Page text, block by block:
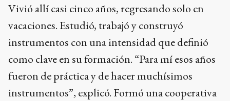
Vivió allí casi cinco años, regresando solo en
vacaciones. Estudió, trabajó y construyó
instrumentos con una intensidad que definió
como clave en su formación. “Para mí esos años
fueron de práctica y de hacer muchísimos
instrumentos”, explicó. Formó una cooperativa